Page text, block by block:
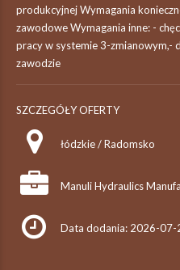
produkcyjnej Wymagania
zawodowe Wymagania inne: -
pracy w systemie 3-zmianowym,-
zawodzie
SZCZEGÓŁY OFERTY
łódzkie / Radomsko
Manuli Hydraulics
Data dodania: 2026-07-